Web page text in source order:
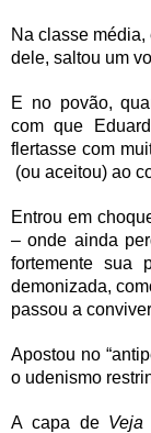
Na classe
dele, saltou um
E no povão,
com que
flertasse com
(ou aceitou) ao
Entrou em
– onde ainda
fortemente sua
demonizada,
passou a
Apostou no
o udenismo
A capa de Veja